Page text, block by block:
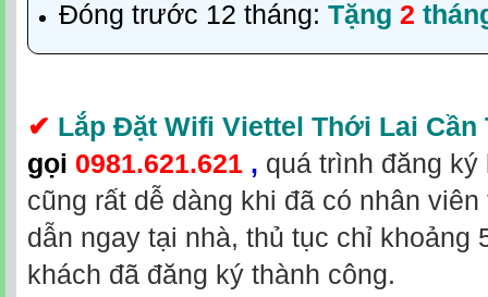
Đóng trước 12 tháng: Tặng 2
✔ Lắp Đặt Wifi Viettel Thới Lai Cần
gọi 0981.621.621 , quá trình đăng ký
cũng rất dễ dàng khi đã có nhân
dẫn ngay tại nhà, thủ tục chỉ khoảng
khách đã đăng ký thành công.